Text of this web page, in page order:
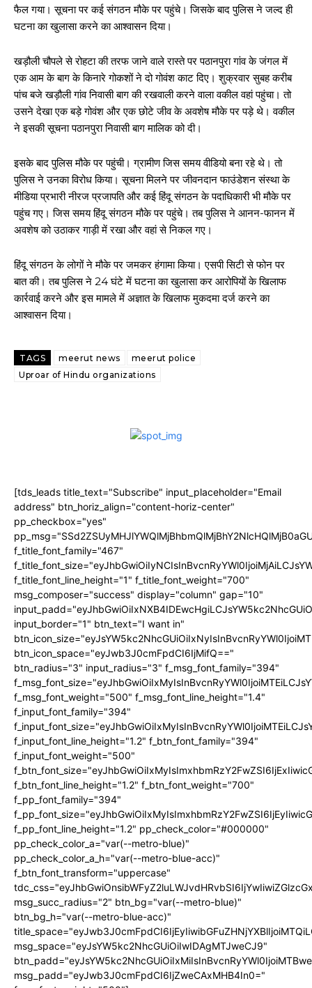
फैल गया। सूचना पर कई संगठन मौके पर पहुंचे। जिसके बाद पुलिस ने जल्द ही
घटना का खुलासा करने का आश्वासन दिया।
खड़ौली चौपले से रोहटा की तरफ जाने वाले रास्ते पर पठानपुरा गांव के जंगल में
एक आम के बाग के किनारे गोकशों ने दो गोवंश काट दिए। शुक्रवार सुबह करीब
पांच बजे खड़ौली गांव निवासी बाग की रखवाली करने वाला वकील वहां पहुंचा। तो
उसने देखा एक बड़े गोवंश और एक छोटे जीव के अवशेष मौके पर पड़े थे। वकील
ने इसकी सूचना पठानपुरा निवासी बाग मालिक को दी।
इसके बाद पुलिस मौके पर पहुंची। ग्रामीण जिस समय वीडियो बना रहे थे। तो
पुलिस ने उनका विरोध किया। सूचना मिलने पर जीवनदान फाउंडेशन संस्था के
मीडिया प्रभारी नीरज प्रजापति और कई हिंदू संगठन के पदाधिकारी भी मौके पर
पहुंच गए। जिस समय हिंदू संगठन मौके पर पहुंचे। तब पुलिस ने आनन-फानन में
अवशेष को उठाकर गाड़ी में रखा और वहां से निकल गए।
हिंदू संगठन के लोगों ने मौके पर जमकर हंगामा किया। एसपी सिटी से फोन पर
बात की। तब पुलिस ने 24 घंटे में घटना का खुलासा कर आरोपियों के खिलाफ
कार्रवाई करने और इस मामले में अज्ञात के खिलाफ मुकदमा दर्ज करने का
आश्वासन दिया।
TAGS meerut news
meerut police
Uproar of Hindu organizations
[tds_leads title_text="Subscribe" input_placeholder="Email
address" btn_horiz_align="content-horiz-center"
pp_checkbox="yes"
f_title_font_family="467"
f_title_font_line_height="1" f_title_font_weight="700"
msg_composer="success" display="column" gap="10"
input_border="1" btn_text="I want in"
btn_icon_space="eyJwb3J0cmFpdCI6IjMifQ=="
btn_radius="3" input_radius="3" f_msg_font_family="394"
f_msg_font_weight="500" f_msg_font_line_height="1.4"
f_input_font_family="394"
f_input_font_line_height="1.2" f_btn_font_family="394"
f_input_font_weight="500"
f_btn_font_line_height="1.2" f_btn_font_weight="700"
f_pp_font_family="394"
f_pp_font_line_height="1.2" pp_check_color="#000000"
pp_check_color_a="var(--metro-blue)"
pp_check_color_a_h="var(--metro-blue-acc)"
f_btn_font_transform="uppercase"
msg_succ_radius="2" btn_bg="var(--metro-blue)"
btn_bg_h="var(--metro-blue-acc)"
msg_space="eyJsYW5kc2NhcGUiOiIwIDAgMTJweCJ9"
msg_padd="eyJwb3J0cmFpdCI6IjZweCAxMHB4In0="